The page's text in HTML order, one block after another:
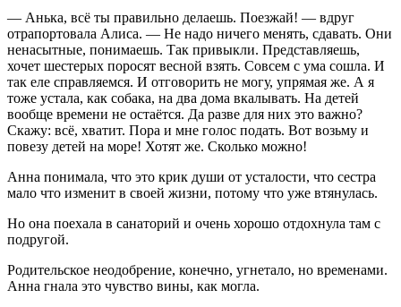
— Анька, всё ты правильно делаешь. Поезжай! — вдруг
отрапортовала Алиса. — Не надо ничего менять, сдавать. Они
ненасытные, понимаешь. Так привыкли. Представляешь,
хочет шестерых поросят весной взять. Совсем с ума сошла. И
так еле справляемся. И отговорить не могу, упрямая же. А я
тоже устала, как собака, на два дома вкалывать. На детей
вообще времени не остаётся. Да разве для них это важно?
Скажу: всё, хватит. Пора и мне голос подать. Вот возьму и
повезу детей на море! Хотят же. Сколько можно!
Анна понимала, что это крик души от усталости, что сестра
мало что изменит в своей жизни, потому что уже втянулась.
Но она поехала в санаторий и очень хорошо отдохнула там с
подругой.
Родительское неодобрение, конечно, угнетало, но временами.
Анна гнала это чувство вины, как могла.